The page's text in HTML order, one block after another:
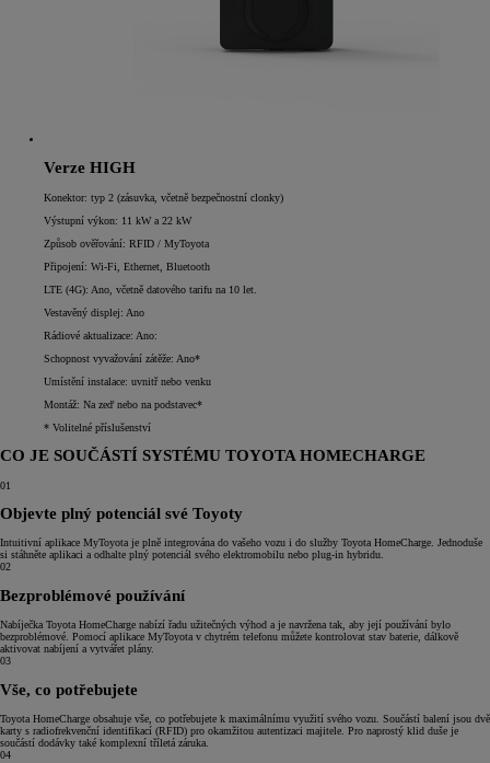
Verze HIGH
Konektor: typ 2 (zásuvka, včetně bezpečnostní clonky)
Výstupní výkon: 11 kW a 22 kW
Způsob ověřování: RFID / MyToyota
Připojení: Wi-Fi, Ethernet, Bluetooth
LTE (4G): Ano, včetně datového tarifu na 10 let.
Vestavěný displej: Ano
Rádiové aktualizace: Ano:
Schopnost vyvažování zátěže: Ano*
Umístění instalace: uvnitř nebo venku
Montáž: Na zeď nebo na podstavec*
* Volitelné příslušenství
CO JE SOUČÁSTÍ SYSTÉMU TOYOTA HOMECHARGE
01
Objevte plný potenciál své Toyoty
Intuitivní aplikace MyToyota je plně integrována do vašeho vozu i do služby Toyota HomeCharge. Jednoduše
si stáhněte aplikaci a odhalte plný potenciál svého elektromobilu nebo plug-in hybridu.
02
Bezproblémové používání
Nabíječka Toyota HomeCharge nabízí řadu užitečných výhod a je navržena tak, aby její používání bylo
bezproblémové. Pomocí aplikace MyToyota v chytrém telefonu můžete kontrolovat stav baterie, dálkově
aktivovat nabíjení a vytvářet plány.
03
Vše, co potřebujete
Toyota HomeCharge obsahuje vše, co potřebujete k maximálnímu využití svého vozu. Součástí balení jsou dvě
karty s radiofrekvenční identifikací (RFID) pro okamžitou autentizaci majitele. Pro naprostý klid duše je
součástí dodávky také komplexní tříletá záruka.
04